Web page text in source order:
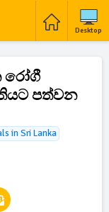
Desktop
රෝගී
පත්වන
in Sri Lanka